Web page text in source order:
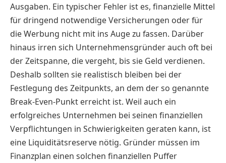
Ausgaben. Ein typischer Fehler ist es, finanzielle Mittel
für dringend notwendige Versicherungen oder für
die Werbung nicht mit ins Auge zu fassen. Darüber
hinaus irren sich Unternehmensgründer auch oft bei
der Zeitspanne, die vergeht, bis sie Geld verdienen.
Deshalb sollten sie realistisch bleiben bei der
Festlegung des Zeitpunkts, an dem der so genannte
Break-Even-Punkt erreicht ist. Weil auch ein
erfolgreiches Unternehmen bei seinen finanziellen
Verpflichtungen in Schwierigkeiten geraten kann, ist
eine Liquiditätsreserve nötig. Gründer müssen im
Finanzplan einen solchen finanziellen Puffer